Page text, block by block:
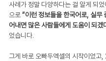
사례가 정말 다양하다는 걸 알게 되
으로 “이런 정보들을 한국어로, 실무
어내면 많은 사람들에게 도움이 되겠
었습니다.
그게 바로 오빠두엑셀의 시작이었고